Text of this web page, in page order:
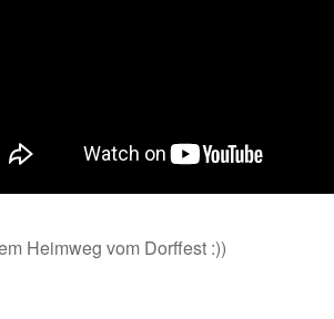
Heimweg vom Dorffest :))